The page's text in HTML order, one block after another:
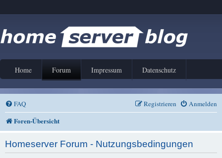
Home Forum Impressum Datenschutz
FAQ Anmelden
Registrieren
Foren-Übersicht
Homeserver Forum - Nutzungsbedingungen